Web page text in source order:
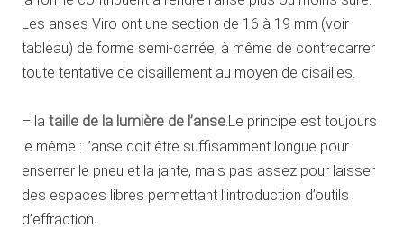
Les anses Viro ont une section de 16 à 19 mm (voir
tableau) de forme semi-carrée, à même de contrecarrer
toute tentative de cisaillement au moyen de cisailles.
– la taille de la lumière de l’anse .Le principe est toujours
le même : l’anse doit être suffisamment longue pour
enserrer le pneu et la jante, mais pas assez pour laisser
des espaces libres permettant l’introduction d’outils
d’effraction.